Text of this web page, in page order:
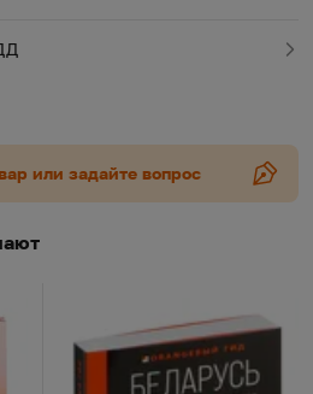
или задайте вопрос